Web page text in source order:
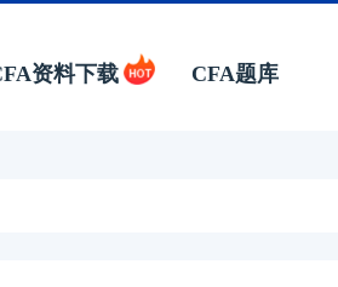
资料下载 CFA题库